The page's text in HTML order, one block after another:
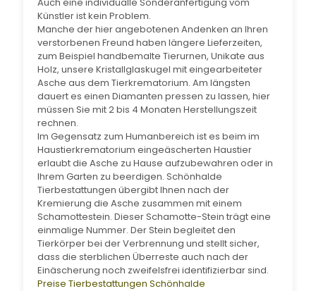
Künstler ist kein Problem.
Manche der hier angebotenen Andenken an Ihren
verstorbenen Freund haben längere Lieferzeiten,
zum Beispiel handbemalte Tierurnen, Unikate aus
Holz, unsere Kristallglaskugel mit eingearbeiteter
Asche aus dem Tierkrematorium. Am längsten
dauert es einen Diamanten pressen zu lassen, hier
müssen Sie mit 2 bis 4 Monaten Herstellungszeit
rechnen.
Im Gegensatz zum Humanbereich ist es beim im
Haustierkrematorium eingeäscherten Haustier
erlaubt die Asche zu Hause aufzubewahren oder in
Ihrem Garten zu beerdigen. Schönhalde
Tierbestattungen übergibt Ihnen nach der
Kremierung die Asche zusammen mit einem
Schamottestein. Dieser Schamotte-Stein trägt eine
einmalige Nummer. Der Stein begleitet den
Tierkörper bei der Verbrennung und stellt sicher,
dass die sterblichen Überreste auch nach der
Einäscherung noch zweifelsfrei identifizierbar sind.
Preise Tierbestattungen Schönhalde